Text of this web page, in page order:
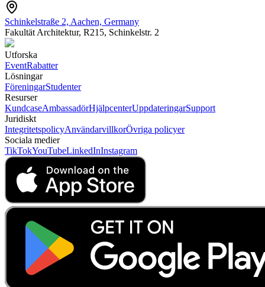
Schinkelstraße 2, Aachen, Germany
Fakultät Architektur, R215, Schinkelstr. 2
Utforska
EventRabatter
Lösningar
FöreningarStudenter
Resurser
KundcaseAmbassadörHjälpcenterUppdateringarSupport
Juridiskt
IntegritetspolicyAnvändarvillkorÖvriga policyer
Sociala medier
TikTokYouTubeLinkedInInstagram